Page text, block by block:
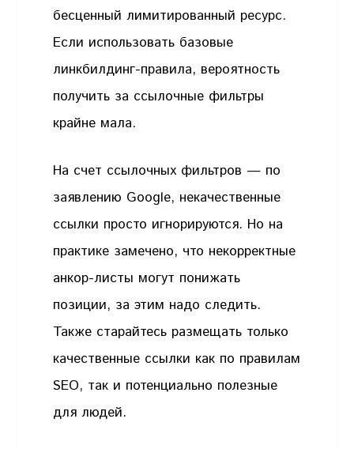
бесценный лимитированный ресурс.
Если использовать базовые
линкбилдинг-правила, вероятность
получить за ссылочные фильтры
крайне мала.
На счет ссылочных фильтров — по
заявлению Google, некачественные
ссылки просто игнорируются. Но на
практике замечено, что некорректные
анкор-листы могут понижать
позиции, за этим надо следить.
Также старайтесь размещать только
качественные ссылки как по правилам
SEO, так и потенциально полезные
для людей.